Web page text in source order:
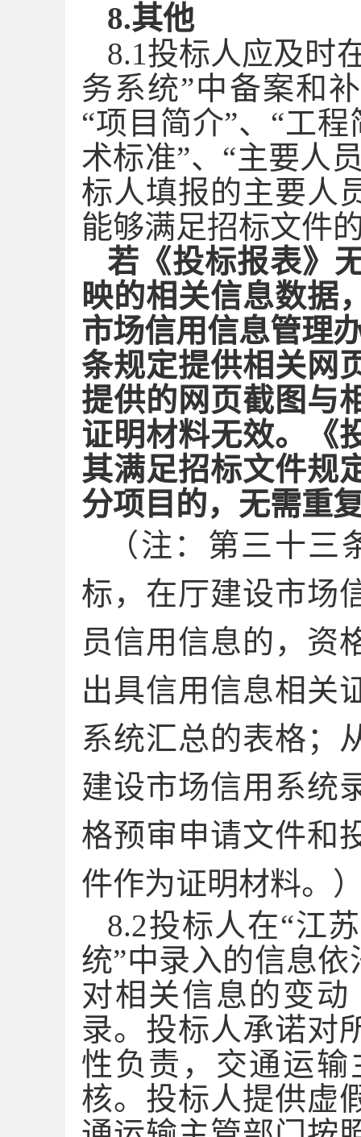
8.其他
8.1投标人应及时
务系统”中备案和
“项目简介”、“工
术标准”、“主要人
标人填报的主要人
能够满足招标文件
若《投标报表》
映的相关信息数据
市场信用信息管理
条规定提供相关网
提供的网页截图与
证明材料无效。《
其满足招标文件规
分项目的，无需重
（注：第三十三
标，在厅建设市场
员信用信息的，资
出具信用信息相关
系统汇总的表格；
建设市场信用系统
格预审申请文件和
件作为证明材料。
8.2投标人在“江
统”中录入的信息
对相关信息的变
录。投标人承诺对
性负责，交通运
核。投标人提供虚